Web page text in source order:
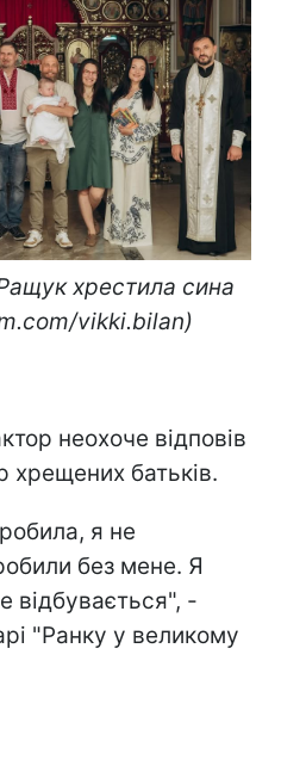
хрестила сина
vikki.bilan)
неохоче відповів
хрещених батьків.
я не
без мене. Я
відбувається", -
"Ранку у великому